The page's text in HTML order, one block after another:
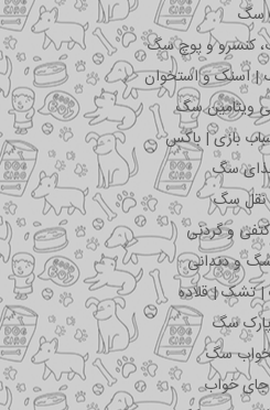
سگ
کنسرو و پوچ سگ
اسنک و استخوان
ویتامین سگ
بازی | باکس
سگ
نقل سگ
و گردنی
و دندانی
تشک | قلاده
سگ
سگ
خواب